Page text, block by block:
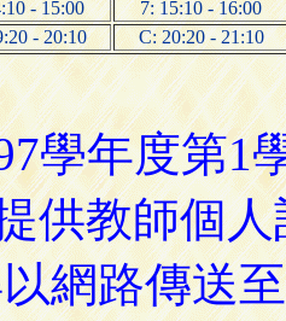
- 15:00
7: 15:10 - 16:00
- 20:10 C: 20:20 - 21:10
學年度第1
供教師個
網路傳送